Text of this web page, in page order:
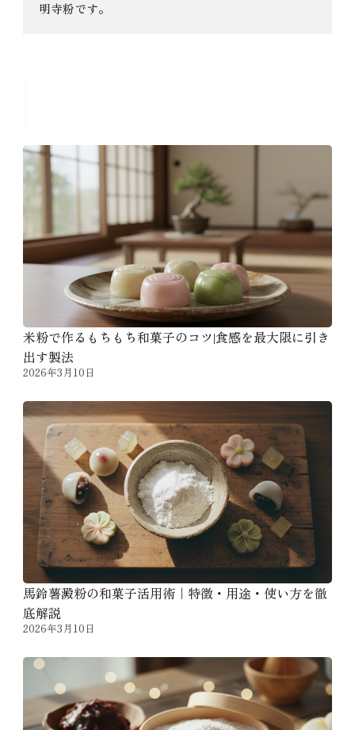
明寺粉です。
米粉で作るもちもち和菓子のコツ|食感を最大限に引き
出す製法
2026年3月10日
馬鈴薯澱粉の和菓子活用術｜特徴・用途・使い方を徹
底解説
2026年3月10日